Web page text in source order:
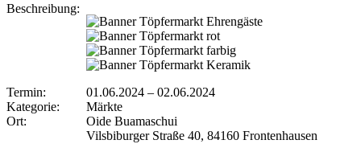
Beschreibung:
Termin: 01.06.2024 – 02.06.2024
Kategorie:
Märkte
Ort:
Oide Buamaschui
Vilsbiburger Straße 40, 84160 Frontenhausen